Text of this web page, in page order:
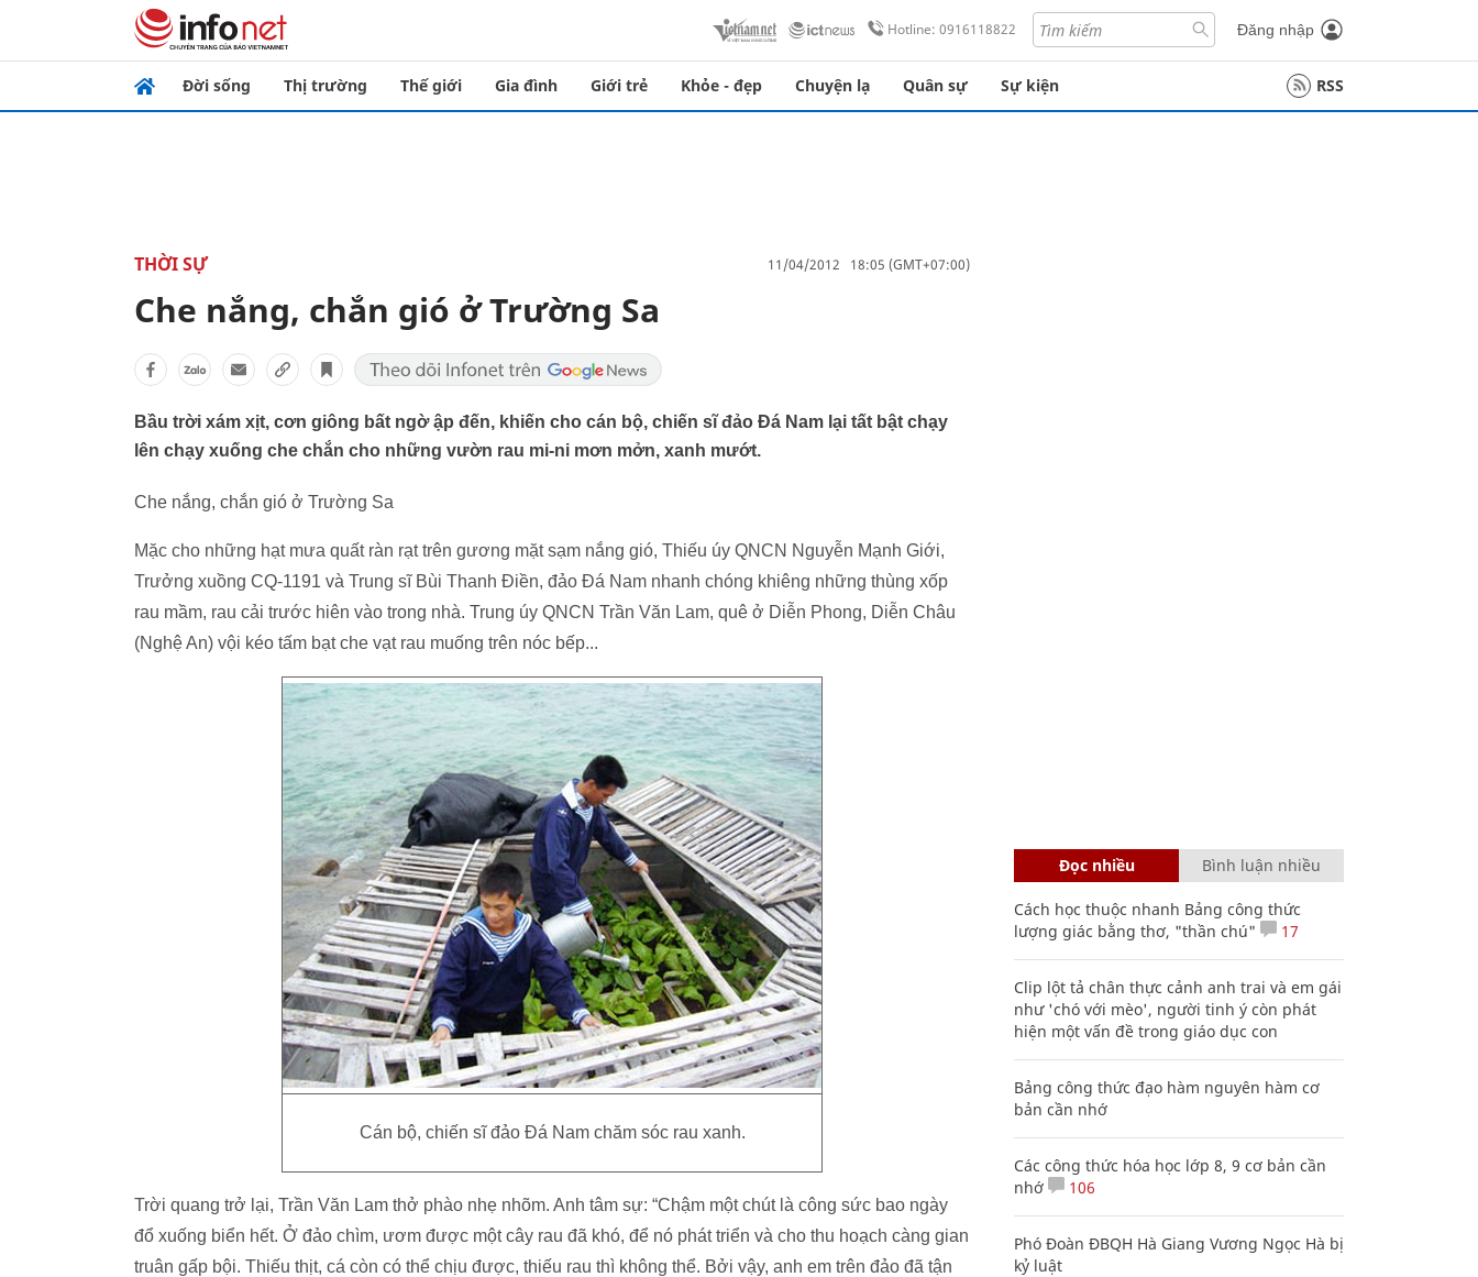
Hotline: 0916118822 Đăng nhập
Đời sống Thị trường Thế giới Gia đình Giới trẻ Khỏe - đẹp Chuyện lạ Quân sự Sự kiện RSS
THỜI SỰ 11/04/2012 18:05 (GMT+07:00)
Che nắng, chắn gió ở Trường Sa
Bầu trời xám xịt, cơn giông bất ngờ ập đến, khiến cho cán bộ, chiến sĩ đảo Đá Nam lại tất bật chạy
lên chạy xuống che chắn cho những vườn rau mi-ni mơn mởn, xanh mướt.
Che nắng, chắn gió ở Trường Sa
Mặc cho những hạt mưa quất ràn rạt trên gương mặt sạm nắng gió, Thiếu úy QNCN Nguyễn Mạnh Giới,
Trưởng xuồng CQ-1191 và Trung sĩ Bùi Thanh Điền, đảo Đá Nam nhanh chóng khiêng những thùng xốp
rau mầm, rau cải trước hiên vào trong nhà. Trung úy QNCN Trần Văn Lam, quê ở Diễn Phong, Diễn Châu
(Nghệ An) vội kéo tấm bạt che vạt rau muống trên nóc bếp...
Cán bộ, chiến sĩ đảo Đá Nam chăm sóc rau xanh.
Trời quang trở lại, Trần Văn Lam thở phào nhẹ nhõm. Anh tâm sự: “Chậm một chút là công sức bao ngày
đổ xuống biển hết. Ở đảo chìm, ươm được một cây rau đã khó, để nó phát triển và cho thu hoạch càng gian
truân gấp bội. Thiếu thịt, cá còn có thể chịu được, thiếu rau thì không thể. Bởi vậy, anh em trên đảo đã tận
Đọc nhiều Bình luận nhiều
Cách học thuộc nhanh Bảng công thức
lượng giác bằng thơ, "thần chú"
17
Clip lột tả chân thực cảnh anh trai và em gái
như 'chó với mèo', người tinh ý còn phát
hiện một vấn đề trong giáo dục con
Bảng công thức đạo hàm nguyên hàm cơ
bản cần nhớ
Các công thức hóa học lớp 8, 9 cơ bản cần
nhớ
106
Phó Đoàn ĐBQH Hà Giang Vương Ngọc Hà bị
kỷ luật